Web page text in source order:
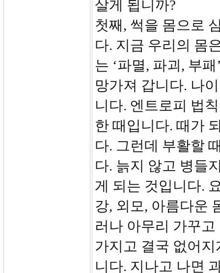
살게 됩니까?
첫째, 썩을 몸으로
다. 지금 우리의 몸
는 ‘파멸, 파괴, 부
망가져 갑니다. 나
니다. 엔트로피 법
한 때입니다. 때가
다. 그런데 부활할
다. 늙지 않고 병들
게 되는 것입니다.
강, 외모, 아름다운
러나 아무리 가꾸
가지고 결국 없어
니다. 지나고 나면